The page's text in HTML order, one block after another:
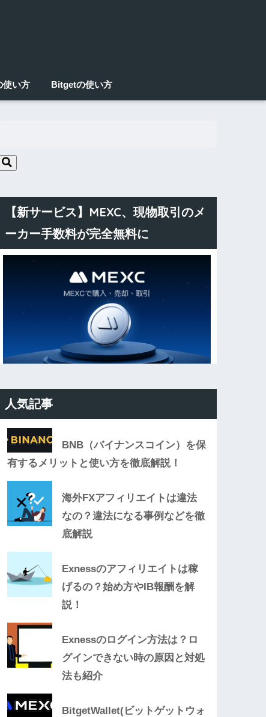
使い方 Bitgetの使い方
【新サービス】MEXC、現物取引のメ
ーカー手数料が完全無料に
人気記事
BNB（バイナンスコイン）を保
有するメリットと使い方を徹底解説！
海外FXアフィリエイトは違法
なの？違法になる事例などを徹
底解説
Exnessのアフィリエイトは稼
げるの？始め方やIB報酬を解
説！
Exnessのログイン方法は？ロ
グインできない時の原因と対処
法も紹介
BitgetWallet(ビットゲットウォ